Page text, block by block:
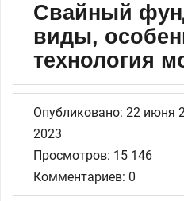
Свайный
виды,
технология
Опубликовано: 22 июня
2023
Просмотров: 15 146
Комментариев: 0